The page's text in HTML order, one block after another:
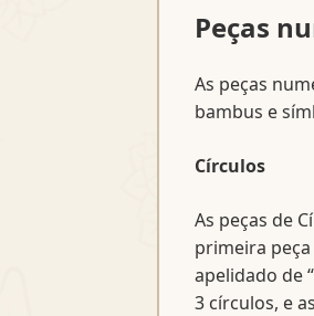
Peças
As peças
bambus e
Círculos
As peças de
primeira
apelidado de
3 círculos, e